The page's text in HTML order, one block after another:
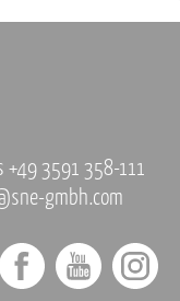
+49 3591 358-111
gmbh.com